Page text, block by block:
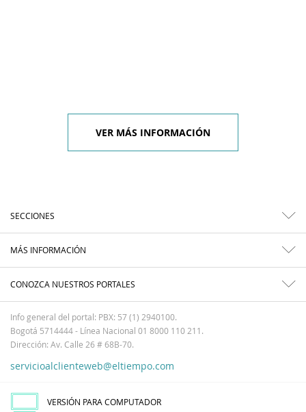
VER MÁS INFORMACIÓN
SECCIONES
MÁS INFORMACIÓN
CONOZCA NUESTROS PORTALES
Info general del portal: PBX: 57 (1) 2940100.
Bogotá 5714444 - Línea Nacional 01 8000 110 211.
Dirección: Av. Calle 26 # 68B-70.
servicioalclienteweb@eltiempo.com
VERSIÓN PARA COMPUTADOR